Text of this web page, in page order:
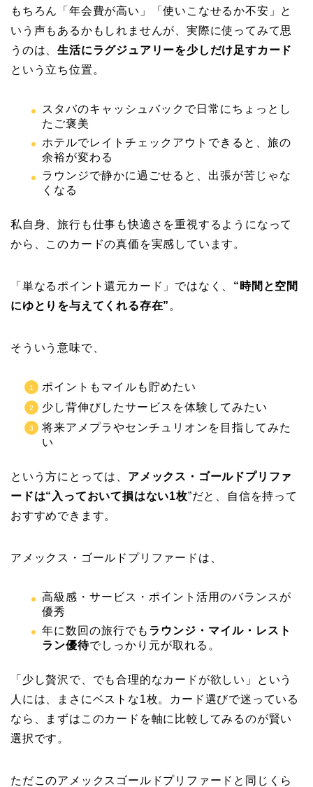
もちろん「年会費が高い」「使いこなせるか不安」と
いう声もあるかもしれませんが、実際に使ってみて思
うのは、生活にラグジュアリーを少しだけ足すカード
という立ち位置。
スタバのキャッシュバックで日常にちょっとし
たご褒美
ホテルでレイトチェックアウトできると、旅の
余裕が変わる
ラウンジで静かに過ごせると、出張が苦じゃな
くなる
私自身、旅行も仕事も快適さを重視するようになって
から、このカードの真価を実感しています。
「単なるポイント還元カード」ではなく、 “時間と空間
にゆとりを与えてくれる存在” 。
そういう意味で、
ポイントもマイルも貯めたい
少し背伸びしたサービスを体験してみたい
将来アメプラやセンチュリオンを目指してみた
い
という方にとっては、 アメックス・ゴールドプリファ
ードは“入っておいて損はない1枚”だと、自信を持って
おすすめできます。
アメックス・ゴールドプリファードは、
高級感・サービス・ポイント活用のバランスが
優秀
年に数回の旅行でも ラウンジ・マイル・レスト
ラン優待でしっかり元が取れる。
「少し贅沢で、でも合理的なカードが欲しい」という
人には、まさにベストな1枚。カード選びで迷っている
なら、まずはこのカードを軸に比較してみるのが賢い
選択です。
ただこのアメックスゴールドプリファードと同じくら